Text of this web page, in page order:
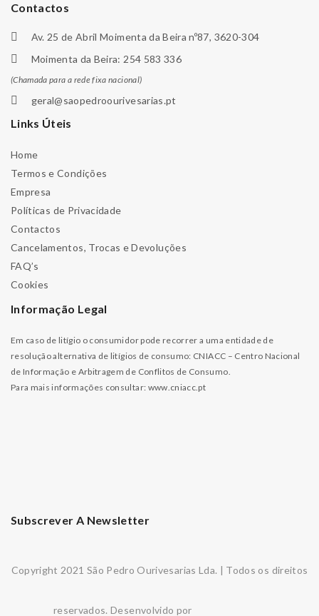
Contactos
Av. 25 de Abril Moimenta da Beira nº87, 3620-304
Moimenta da Beira: 254 583 336
(Chamada para a rede fixa nacional)
geral@saopedroourivesarias.pt
Links Úteis
Home
Termos e Condições
Empresa
Políticas de Privacidade
Contactos
Cancelamentos, Trocas e Devoluções
FAQ’s
Cookies
Informação Legal
Em caso de litígio o consumidor pode recorrer a uma entidade de
resolução alternativa de litígios de consumo: CNIACC – Centro Nacional
de Informação e Arbitragem de Conflitos de Consumo.
Para mais informações consultar: www.cniacc.pt
Subscrever A Newsletter
Copyright 2021 São Pedro Ourivesarias Lda. | Todos os direitos
reservados. Desenvolvido por